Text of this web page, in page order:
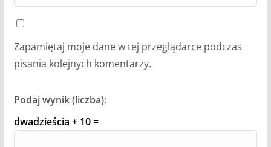
Zapamiętaj moje dane w tej przeglądarce podczas
pisania kolejnych komentarzy.
Podaj wynik (liczba):
dwadzieścia + 10 =